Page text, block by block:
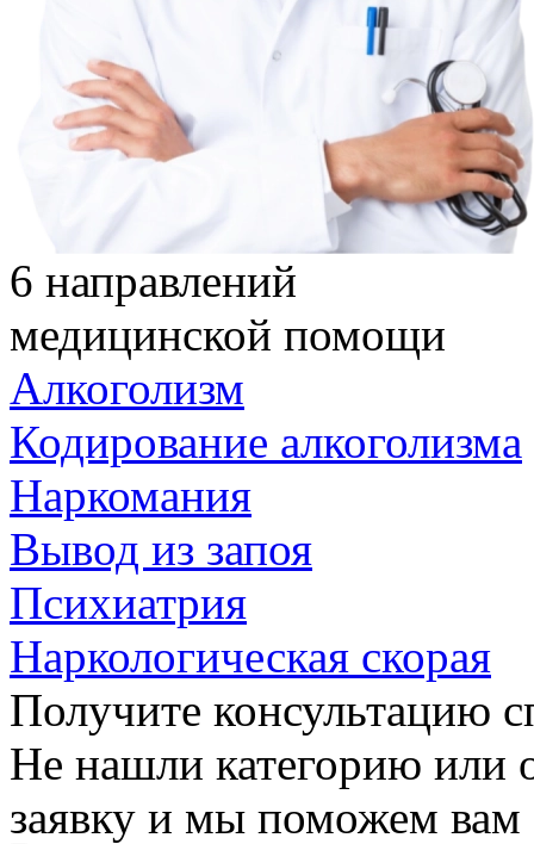
6 направлений
медицинской помощи
Алкоголизм
Кодирование алкоголизма
Наркомания
Вывод из запоя
Психиатрия
Наркологическая скорая
Получите консультацию
Не нашли категорию или
заявку и мы поможем вам